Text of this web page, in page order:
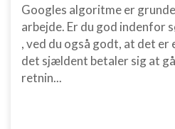
Googles algoritme er
arbejde. Er du god indenfor
, ved du også godt, at det er
det sjældent betaler sig at
retnin...